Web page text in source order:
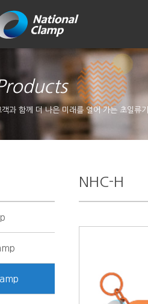
객과 함께 더 나은 미래를 열어 가는 초일류기
NHC-H